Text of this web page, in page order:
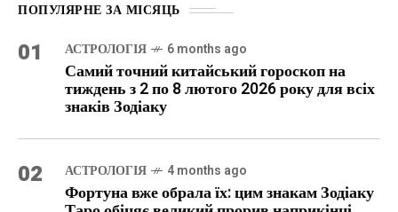
ПОПУЛЯРНЕ ЗА МІСЯЦЬ
01 АСТРОЛОГІЯ 6 months ago
Самий точний китайський гороскоп на
тиждень з 2 по 8 лютого 2026 року для всіх
знаків Зодіаку
02 АСТРОЛОГІЯ 4 months ago
Фортуна вже обрала їх: цим знакам Зодіаку